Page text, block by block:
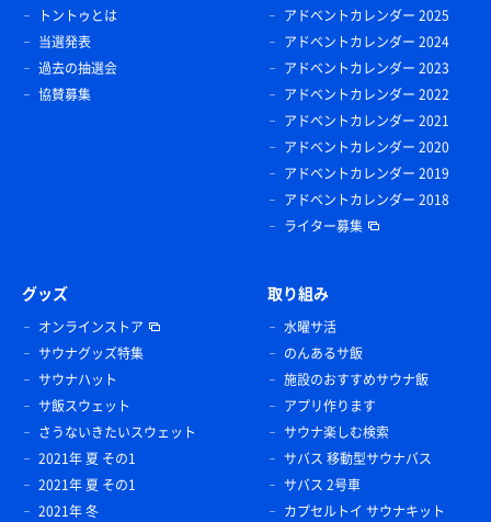
トントゥとは
当選発表
過去の抽選会
協賛募集
アドベントカレンダー 2025
アドベントカレンダー 2024
アドベントカレンダー 2023
アドベントカレンダー 2022
アドベントカレンダー 2021
アドベントカレンダー 2020
アドベントカレンダー 2019
アドベントカレンダー 2018
ライター募集
グッズ
オンラインストア
サウナグッズ特集
サウナハット
サ飯スウェット
さうないきたいスウェット
2021年 夏 その1
2021年 夏 その1
2021年 冬
取り組み
水曜サ活
のんあるサ飯
施設のおすすめサウナ飯
アプリ作ります
サウナ楽しむ検索
サバス 移動型サウナバス
サバス 2号車
カプセルトイ サウナキット